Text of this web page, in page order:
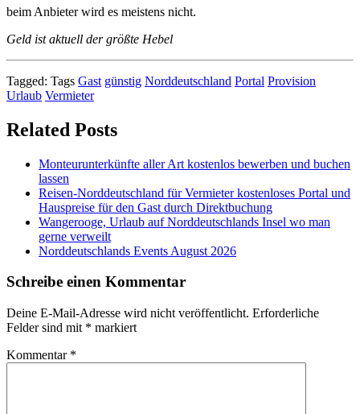
beim Anbieter wird es meistens nicht.
Geld ist aktuell der größte Hebel
Tagged: Tags Gast günstig Norddeutschland Portal Provision
Urlaub Vermieter
Related Posts
Monteurunterkünfte aller Art kostenlos bewerben und buchen
lassen
Reisen-Norddeutschland für Vermieter kostenloses Portal und
Hauspreise für den Gast durch Direktbuchung
Wangerooge, Urlaub auf Norddeutschlands Insel wo man
gerne verweilt
Norddeutschlands Events August 2026
Schreibe einen Kommentar
Deine E-Mail-Adresse wird nicht veröffentlicht. Erforderliche
Felder sind mit * markiert
Kommentar *